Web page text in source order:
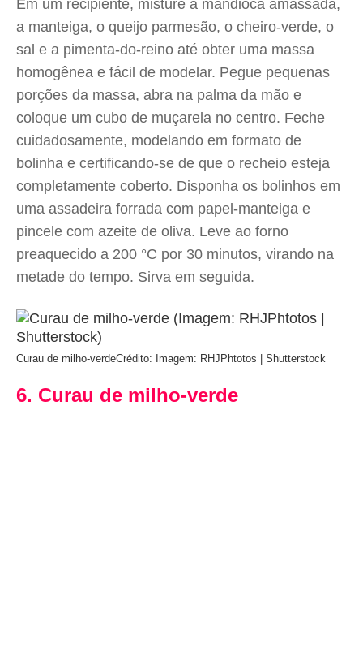
Em um recipiente, misture a mandioca amassada,
a manteiga, o queijo parmesão, o cheiro-verde, o
sal e a pimenta-do-reino até obter uma massa
homogênea e fácil de modelar. Pegue pequenas
porções da massa, abra na palma da mão e
coloque um cubo de muçarela no centro. Feche
cuidadosamente, modelando em formato de
bolinha e certificando-se de que o recheio esteja
completamente coberto. Disponha os bolinhos em
uma assadeira forrada com papel-manteiga e
pincele com azeite de oliva. Leve ao forno
preaquecido a 200 °C por 30 minutos, virando na
metade do tempo. Sirva em seguida.
Curau de milho-verdeCrédito: Imagem: RHJPhtotos | Shutterstock
6. Curau de milho-verde